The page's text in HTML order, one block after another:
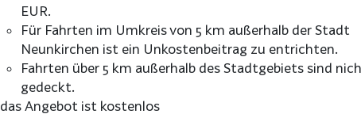
EUR.
Für Fahrten im Umkreis von 5 km außerhalb der Stadt
Neunkirchen ist ein Unkostenbeitrag zu entrichten.
Fahrten über 5 km außerhalb des Stadtgebiets sind
gedeckt.
das Angebot ist kostenlos